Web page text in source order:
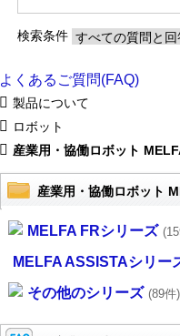
検索条件
よくあるご質問(FAQ)
製品について
ロボット
産業用・協働ロボット
産業用・協働ロボット
MELFA FRシリーズ
MELFA ASSISTAシリー
その他のシリーズ (89件)